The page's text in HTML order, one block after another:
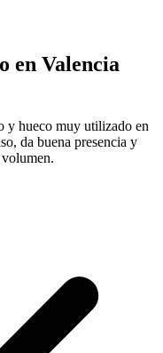
en Valencia
y hueco muy utilizado en
da buena presencia y